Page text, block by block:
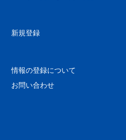
新規登録
情報の登録について
お問い合わせ